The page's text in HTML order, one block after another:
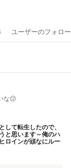
ユーザーのフォロー
な😕
て転生したので、
と思います～俺のハ
ロインが頑なにルー